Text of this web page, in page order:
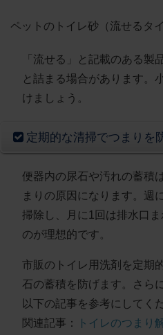
ペットのトイレ砂（流せるタ
「流せる」と記載のある製
と詰まる場合があります。
けましょう。
定期的な清掃でつまりを
便器内の尿石や汚れの蓄積
まりの原因になります。 週
掃除し、月に1回は排水口
のが理想的です。
市販のトイレ用洗剤を定期
石の蓄積を防げます。さら
以下の記事を参考にしてく
関連記事：
トイレのつまり